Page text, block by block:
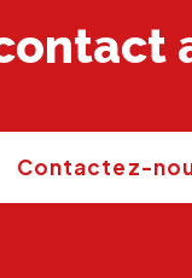
Contactez-